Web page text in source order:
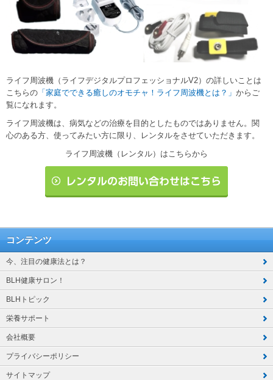
ライフ周波機（ライフデジタルプロフェッショナルV2）の詳しいことは
こちらの 「家庭でできる癒しのオモチャ！ライフ周波機とは？」 からご
覧になれます。
ライフ周波機は、病気などの治療を目的としたものではありません。関
心のある方、使ってみたい方に限り、レンタルをさせていただきます。
ライフ周波機（レンタル）はこちらから
コンテンツ
今、注目の健康法とは？
BLH健康サロン！
BLHトピック
栄養サポート
会社概要
プライバシーポリシー
サイトマップ